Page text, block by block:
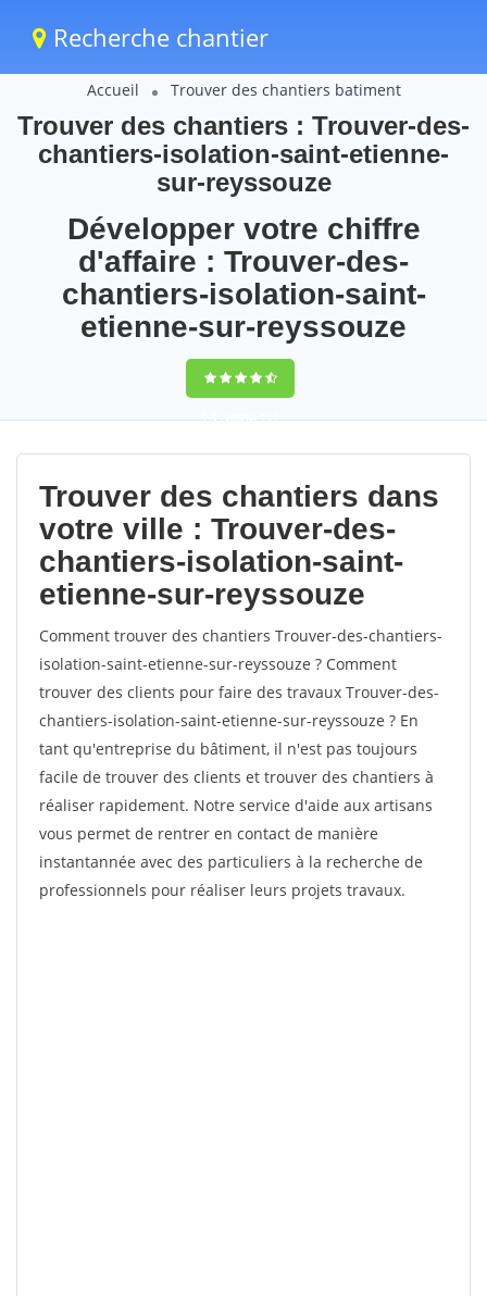
Recherche chantier
Accueil Trouver des chantiers batiment
Trouver des chantiers : Trouver-des-
chantiers-isolation-saint-etienne-
sur-reyssouze
Développer votre chiffre
d'affaire : Trouver-des-
chantiers-isolation-saint-
etienne-sur-reyssouze
9,5(100%)111
votes
Trouver des chantiers dans
votre ville : Trouver-des-
chantiers-isolation-saint-
etienne-sur-reyssouze
Comment trouver des chantiers Trouver-des-chantiers-
isolation-saint-etienne-sur-reyssouze ? Comment
trouver des clients pour faire des travaux Trouver-des-
chantiers-isolation-saint-etienne-sur-reyssouze ? En
tant qu'entreprise du bâtiment, il n'est pas toujours
facile de trouver des clients et trouver des chantiers à
réaliser rapidement. Notre service d'aide aux artisans
vous permet de rentrer en contact de manière
instantannée avec des particuliers à la recherche de
professionnels pour réaliser leurs projets travaux.